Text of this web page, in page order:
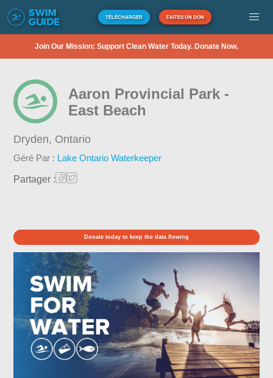
TÉLÉCHARGER FAITES UN DON
Join Our Mission: Support Clean Water Today. Donate Now.
Aaron Provincial Park -
East Beach
Dryden, Ontario
Géré Par : Lake Ontario Waterkeeper
Partager :
Donate today to keep the data flowing